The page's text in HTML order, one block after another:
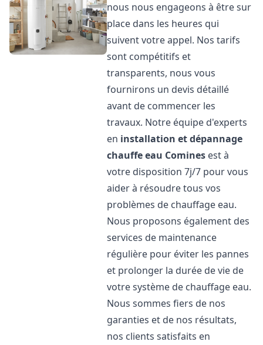
nous nous engageons à être sur
place dans les heures qui
suivent votre appel. Nos tarifs
sont compétitifs et
transparents, nous vous
fournirons un devis détaillé
avant de commencer les
travaux. Notre équipe d'experts
en installation et dépannage
chauffe eau Comines est à
votre disposition 7j/7 pour vous
aider à résoudre tous vos
problèmes de chauffage eau.
Nous proposons également des
services de maintenance
régulière pour éviter les pannes
et prolonger la durée de vie de
votre système de chauffage eau.
Nous sommes fiers de nos
garanties et de nos résultats,
nos clients satisfaits en